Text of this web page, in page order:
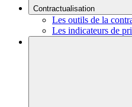
Contractualisation
Les outils de la
Les indicateurs de